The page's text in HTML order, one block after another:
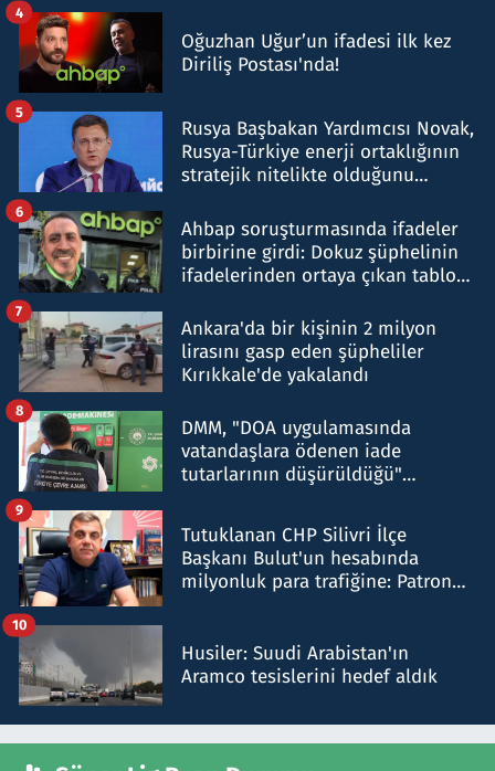
Oğuzhan Uğur’un ifadesi ilk kez
Diriliş Postası'nda!
4
Rusya Başbakan Yardımcısı Novak,
Rusya-Türkiye enerji ortaklığının
stratejik nitelikte olduğunu
5
Ahbap soruşturmasında ifadeler
birbirine girdi: Dokuz şüphelinin
ifadelerinden ortaya çıkan tablo
6
Ankara'da bir kişinin 2 milyon
lirasını gasp eden şüpheliler
Kırıkkale'de yakalandı
7
DMM, "DOA uygulamasında
vatandaşlara ödenen iade
tutarlarının düşürüldüğü"
8
Tutuklanan CHP Silivri İlçe
Başkanı Bulut'un hesabında
milyonluk para trafiğine: Patron
9
Husiler: Suudi Arabistan'ın
Aramco tesislerini hedef aldık
10